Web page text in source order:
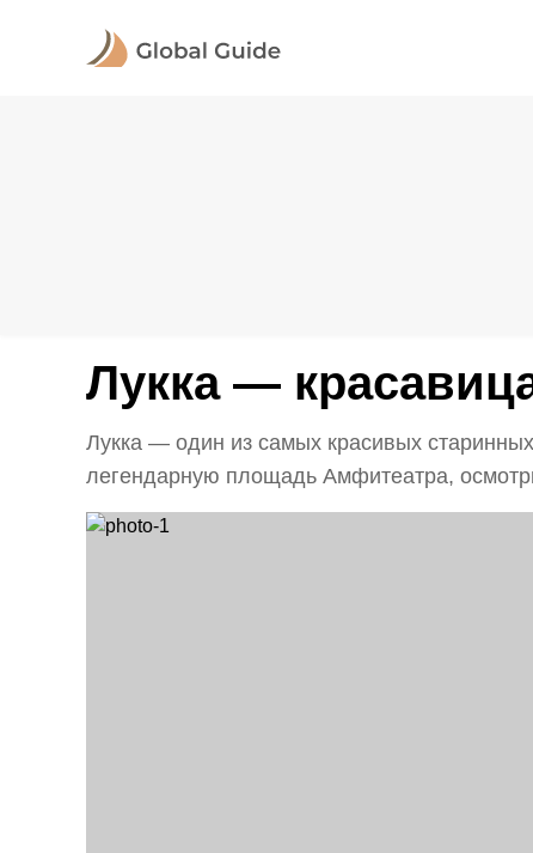
Лукка —
Лукка — один из самых красивых
легендарную площадь Амфитеатра,